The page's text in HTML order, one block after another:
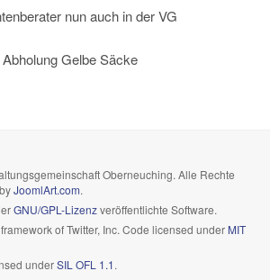
nun auch in der VG
Gelbe Säcke
Oberneuching. Alle Rechte
JoomlArt.com.
GNU/GPL-Lizenzveröffentlichte Software.
of Twitter, Inc. Code licensed under MIT
underSIL OFL 1.1.